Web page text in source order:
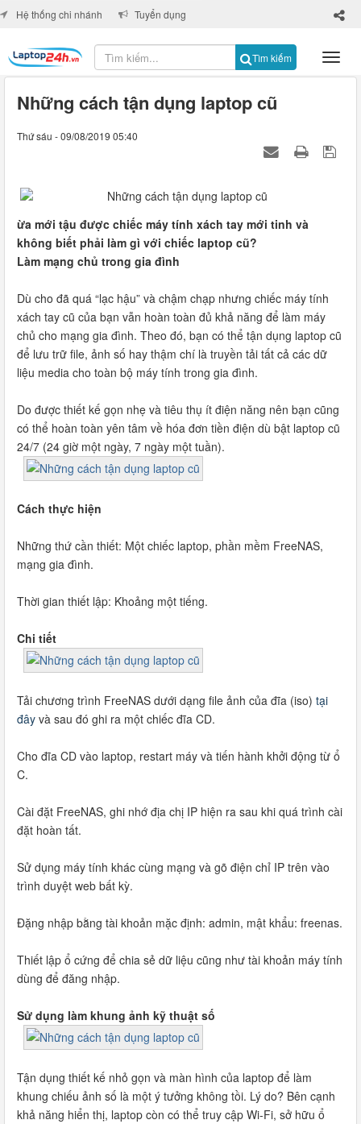
Tìm kiếm
×
Hệ thống chi nhánh Tuyển dụng
Những cách tận dụng laptop cũ
Thứ sáu - 09/08/2019 05:40
ừa mới tậu được chiếc máy tính xách tay mới tinh và
không biết phải làm gì với chiếc laptop cũ?
Làm mạng chủ trong gia đình
Dù cho đã quá “lạc hậu” và chậm chạp nhưng chiếc máy tính
xách tay cũ của bạn vẫn hoàn toàn đủ khả năng để làm máy
chủ cho mạng gia đình. Theo đó, bạn có thể tận dụng laptop cũ
để lưu trữ file, ảnh số hay thậm chí là truyền tải tất cả các dữ
liệu media cho toàn bộ máy tính trong gia đình.
Do được thiết kế gọn nhẹ và tiêu thụ ít điện năng nên bạn cũng
có thể hoàn toàn yên tâm về hóa đơn tiền điện dù bật laptop cũ
24/7 (24 giờ một ngày, 7 ngày một tuần).
Cách thực hiện
Những thứ cần thiết: Một chiếc laptop, phần mềm FreeNAS,
mạng gia đình.
Thời gian thiết lập: Khoảng một tiếng.
Chi tiết
Tải chương trình FreeNAS dưới dạng file ảnh của đĩa (iso) tại
đây và sau đó ghi ra một chiếc đĩa CD.
Cho đĩa CD vào laptop, restart máy và tiến hành khởi động từ ổ
C.
Cài đặt FreeNAS, ghi nhớ địa chị IP hiện ra sau khi quá trình cài
đặt hoàn tất.
Sử dụng máy tính khác cùng mạng và gõ điện chỉ IP trên vào
trình duyệt web bất kỳ.
Đặng nhập bằng tài khoản mặc định: admin, mật khẩu: freenas.
Thiết lập ổ cứng để chia sẻ dữ liệu cũng như tài khoản máy tính
dùng để đăng nhập.
Sử dụng làm khung ảnh kỹ thuật số
Tận dụng thiết kế nhỏ gọn và màn hình của laptop để làm
khung chiếu ảnh số là một ý tưởng không tồi. Lý do? Bên cạnh
khả năng hiển thị, laptop còn có thể truy cập Wi-Fi, sở hữu ổ